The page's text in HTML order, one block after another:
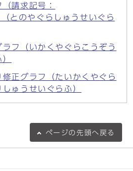
請求記号：
とのやぐらしゅうせいぐら
フ（いかくやぐらこうぞう
正グラフ（たいかくやぐら
ゅうせいぐらふ）
ページの 先頭へ戻る